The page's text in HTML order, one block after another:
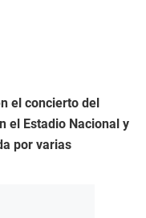
el concierto del
el Estadio Nacional y
por varias